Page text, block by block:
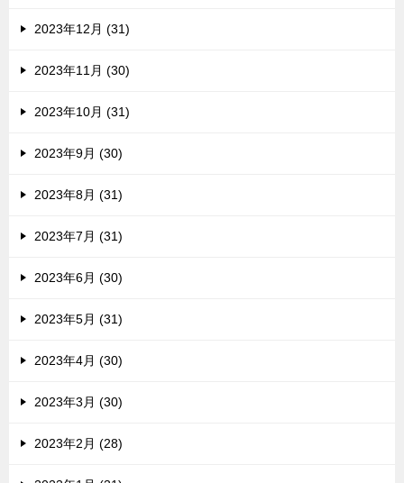
2023年12月 (31)
2023年11月 (30)
2023年10月 (31)
2023年9月 (30)
2023年8月 (31)
2023年7月 (31)
2023年6月 (30)
2023年5月 (31)
2023年4月 (30)
2023年3月 (30)
2023年2月 (28)